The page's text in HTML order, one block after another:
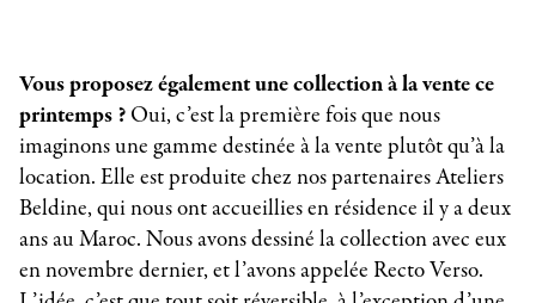
Vous proposez également une collection à la vente ce
printemps ?Oui, c’est la première fois que nous
imaginons une gamme destinée à la vente plutôt qu’à la
location. Elle est produite chez nos partenaires Ateliers
Beldine, qui nous ont accueillies en résidence il y a deux
ans au Maroc. Nous avons dessiné la collection avec eux
en novembre dernier, et l’avons appelée Recto Verso.